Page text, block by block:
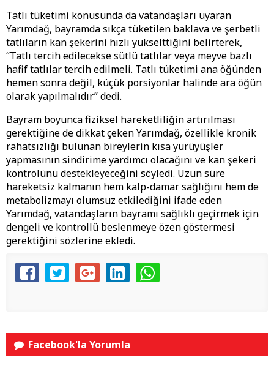
Tatlı tüketimi konusunda da vatandaşları uyaran
Yarımdağ, bayramda sıkça tüketilen baklava ve şerbetli
tatlıların kan şekerini hızlı yükselttiğini belirterek,
“Tatlı tercih edilecekse sütlü tatlılar veya meyve bazlı
hafif tatlılar tercih edilmeli. Tatlı tüketimi ana öğünden
hemen sonra değil, küçük porsiyonlar halinde ara öğün
olarak yapılmalıdır” dedi.
Bayram boyunca fiziksel hareketliliğin artırılması
gerektiğine de dikkat çeken Yarımdağ, özellikle kronik
rahatsızlığı bulunan bireylerin kısa yürüyüşler
yapmasının sindirime yardımcı olacağını ve kan şekeri
kontrolünü destekleyeceğini söyledi. Uzun süre
hareketsiz kalmanın hem kalp-damar sağlığını hem de
metabolizmayı olumsuz etkilediğini ifade eden
Yarımdağ, vatandaşların bayramı sağlıklı geçirmek için
dengeli ve kontrollü beslenmeye özen göstermesi
gerektiğini sözlerine ekledi.
Facebook'la Yorumla